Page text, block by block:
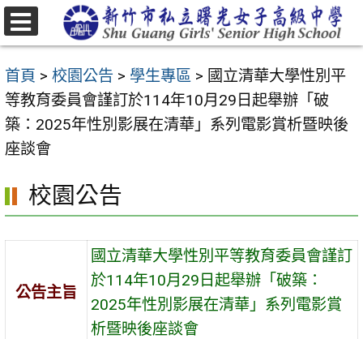
跳
至
要
內
容
區
首頁 > 校園公告 > 學生專區 > 國立清華大學性別平
等教育委員會謹訂於114年10月29日起舉辦「破
築：2025年性別影展在清華」系列電影賞析暨映後
座談會
校園公告
公告主旨
國立清華大學性別平等教育委員會謹訂
於114年10月29日起舉辦「破築：
2025年性別影展在清華」系列電影賞
析暨映後座談會
選
單